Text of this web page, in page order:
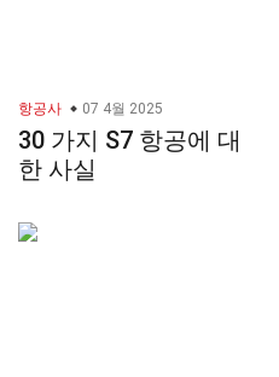
항공사 07 4월 2025
30 가지 S7 항공에 대
한 사실